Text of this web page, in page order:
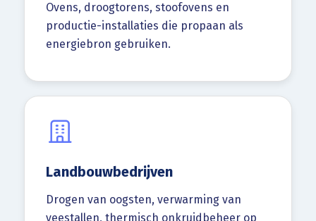
Ovens, droogtorens, stoofovens en
productie-installaties die propaan als
energiebron gebruiken.
Landbouwbedrijven
Drogen van oogsten, verwarming van
veestallen, thermisch onkruidbeheer op